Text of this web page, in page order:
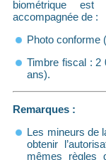
biométrique
accompagnée de :
Photo conforme
Timbre fiscal : 2
ans).
Remarques :
Les mineurs de
obtenir
mêmes règles